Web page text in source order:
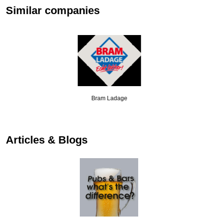
Similar companies
Bram Ladage
Articles & Blogs